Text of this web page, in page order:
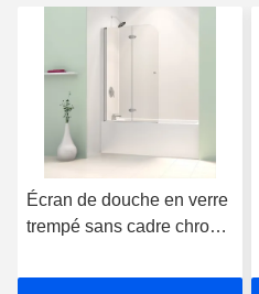
Écran de douche en verre
trempé sans cadre chrome